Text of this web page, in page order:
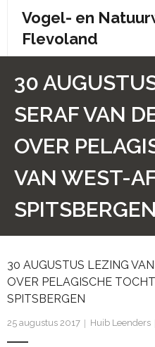
content
Vogel- en
Flevoland
- Brochure
- Organisatiestructuur
- Bestuur
- Contactpersonen
- Donateursoverleg
- Doelstelling en statuten
- Etiekregels
30
SERAF VAN
OVER
VAN WEST-
SPITSBERGEN
30 AUGUSTUS LEZING
OVER PELAGISCHE
SPITSBERGEN
25 augustus 2017 Huib Leenders